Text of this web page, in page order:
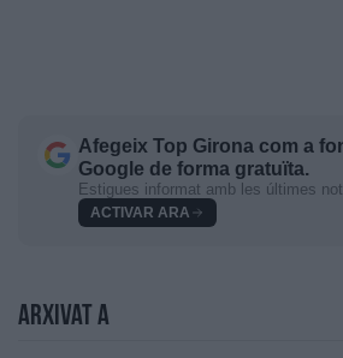
Afegeix Top Girona com a
Google de forma gratuïta.
Estigues informat amb les últimes
ACTIVAR ARA
Arxivat a